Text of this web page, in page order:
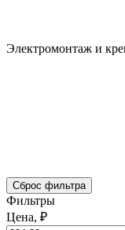
Электромонтаж и
Сброс фильтра
Фильтры
Цена, ₽